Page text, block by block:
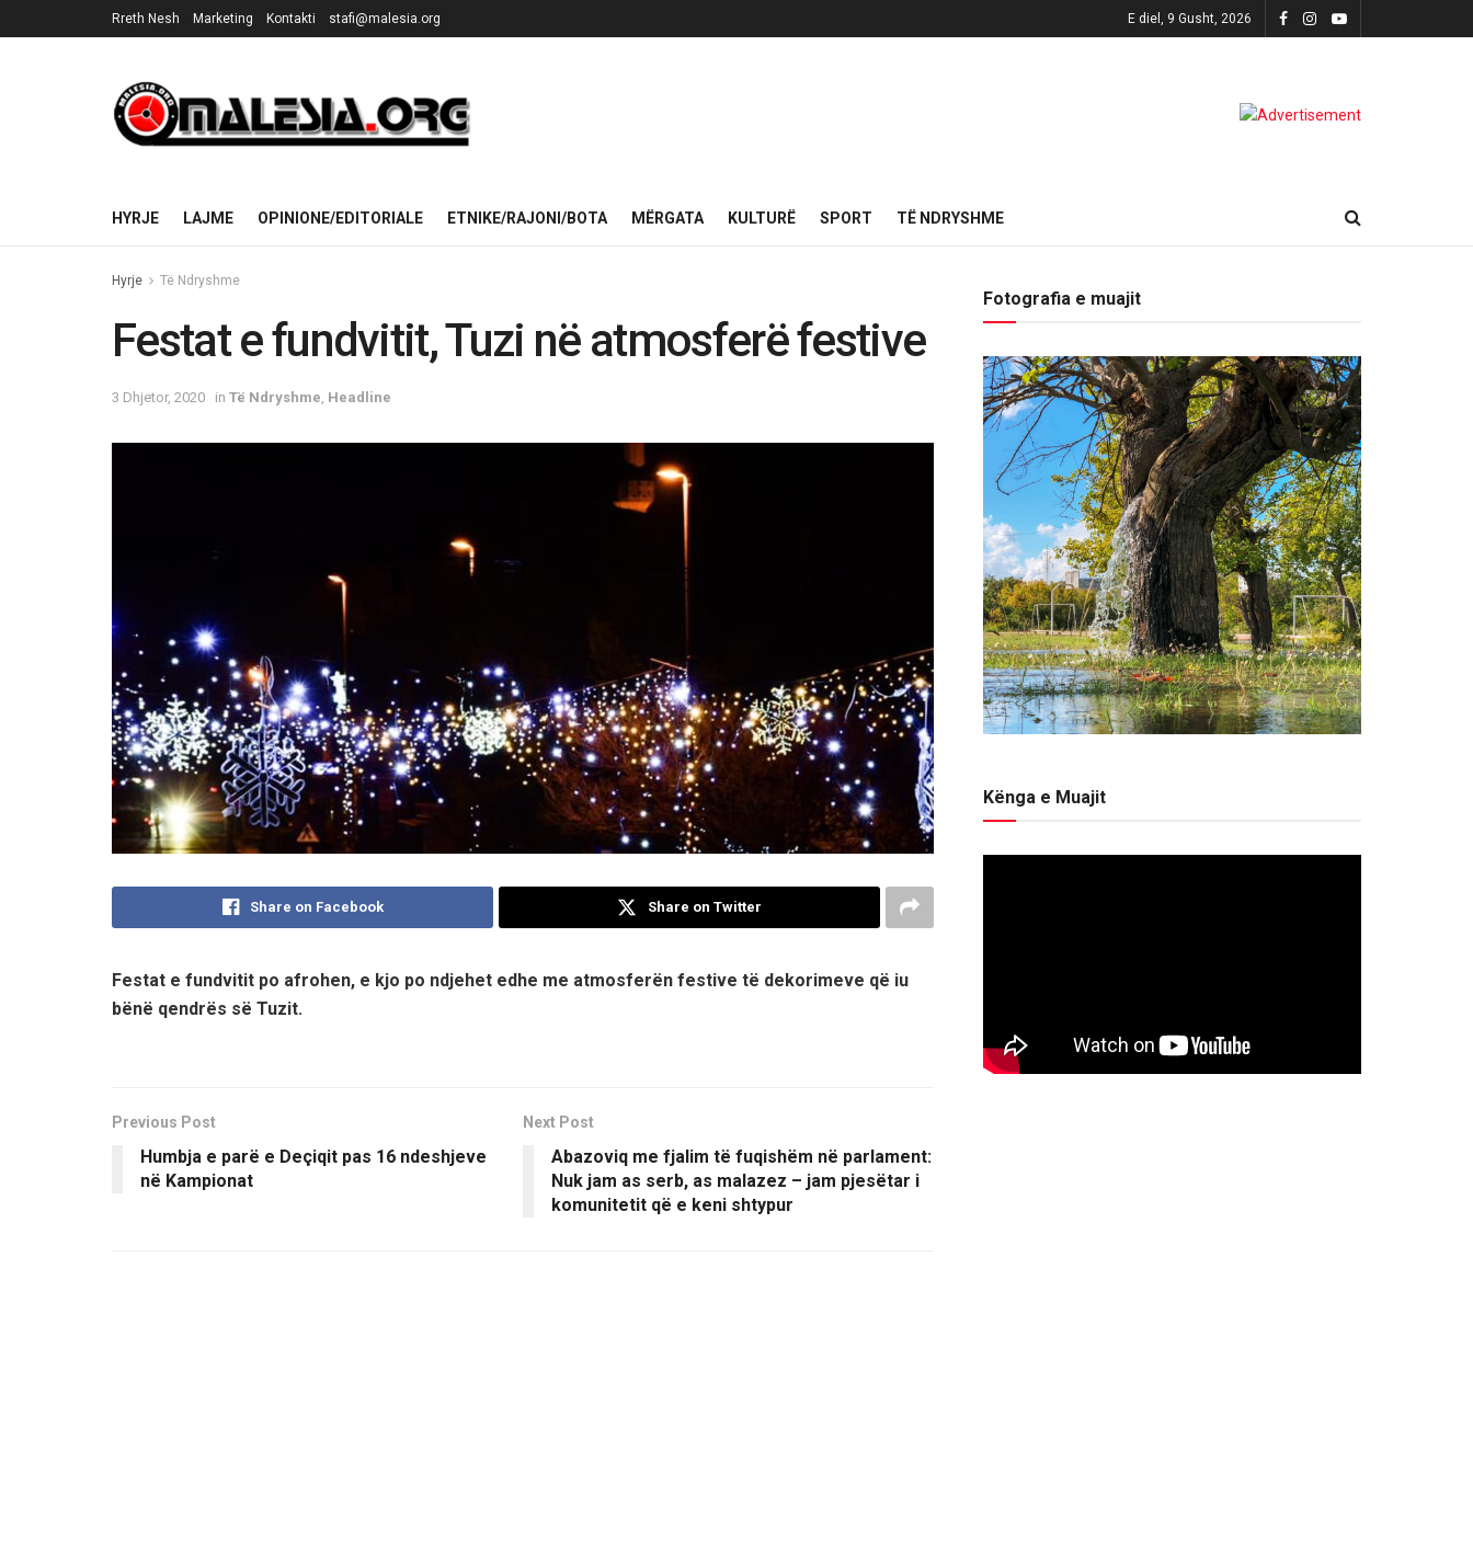
Rreth Nesh Marketing Kontakti stafi@malesia.org E diel, 9 Gusht, 2026
HYRJE LAJME OPINIONE/EDITORIALE ETNIKE/RAJONI/BOTA MËRGATA KULTURË SPORT TË NDRYSHME
Hyrje Të Ndryshme
Festat e fundvitit, Tuzi në atmosferë festive
3 Dhjetor, 2020 in Të Ndryshme Headline
Share on Facebook Share on Twitter
Festat e fundvitit po afrohen, e kjo po ndjehet edhe me atmosferën festive të dekorimeve që iu
bënë qendrës së Tuzit.
Previous Post
Humbja e parë e Deçiqit pas 16 ndeshjeve
në Kampionat
Next Post
Abazoviq me fjalim të fuqishëm në parlament:
Nuk jam as serb, as malazez – jam pjesëtar i
komunitetit që e keni shtypur
Fotografia e muajit
Kënga e Muajit